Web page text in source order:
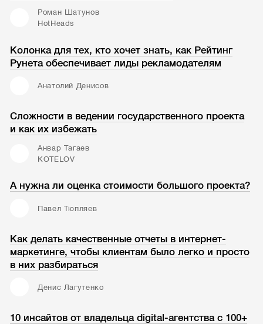
Роман Шатунов
HotHeads
Колонка для тех, кто хочет знать, как Рейтинг
Рунета обеспечивает лиды рекламодателям
Анатолий Денисов
Сложности в ведении государственного проекта
и как их избежать
Анвар Тагаев
KOTELOV
А нужна ли оценка стоимости большого проекта?
Павел Тюпляев
Как делать качественные отчеты в интернет-
маркетинге, чтобы клиентам было легко и просто
в них разбираться
Денис Лагутенко
10 инсайтов от владельца digital-агентства с 100+